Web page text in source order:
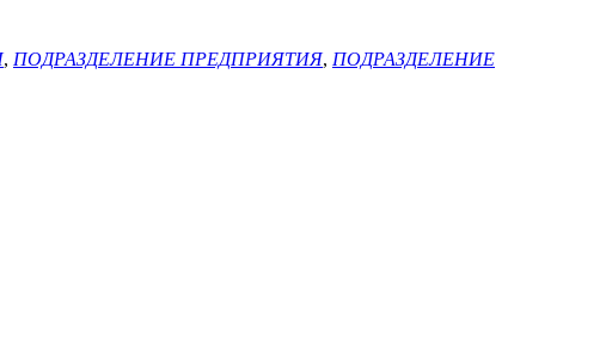
, ПОДРАЗДЕЛЕНИЕ ПРЕДПРИЯТИЯ, ПОДРАЗДЕЛЕНИЕ